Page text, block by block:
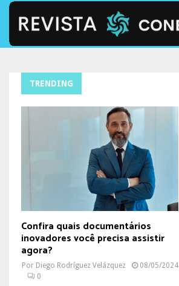
TRENDING
Confira quais documentários
inovadores você precisa assistir
agora?
Por Diego Rodríguez Velázquez
08/05/2024
0